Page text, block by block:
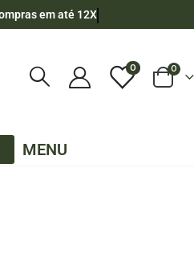
em até 12X
0 0
MENU